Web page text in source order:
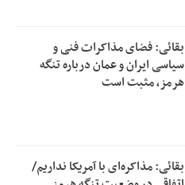
بقائی: فضای مذاکرات فنی و
سیاسی ایران و عمان درباره تنگه
هرمز، مثبت است
بقائی: مذاکره‌ای با آمریکا نداریم/